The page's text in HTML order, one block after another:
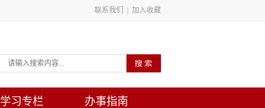
联系我们 加入收藏
学习专栏 办事指南